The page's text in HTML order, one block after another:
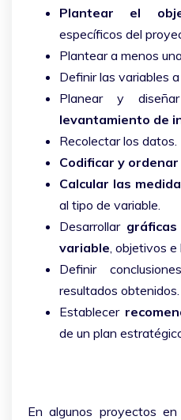
Plantear el
específicos del
Plantear a menos
Definir las variables
Planear y
levantamiento de
Recolectar los datos.
Codificar y
Calcular las
al tipo de variable.
Desarrollar
variable , objetivos
Definir
resultados obtenidos.
Establecer
de un plan
En algunos proyectos